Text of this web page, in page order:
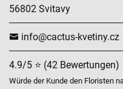
56802 Svitavy
info@cactus-kvetiny.cz
4.9/5 ⭐ (42 Bewertungen)
Würde der Kunde den Floristen